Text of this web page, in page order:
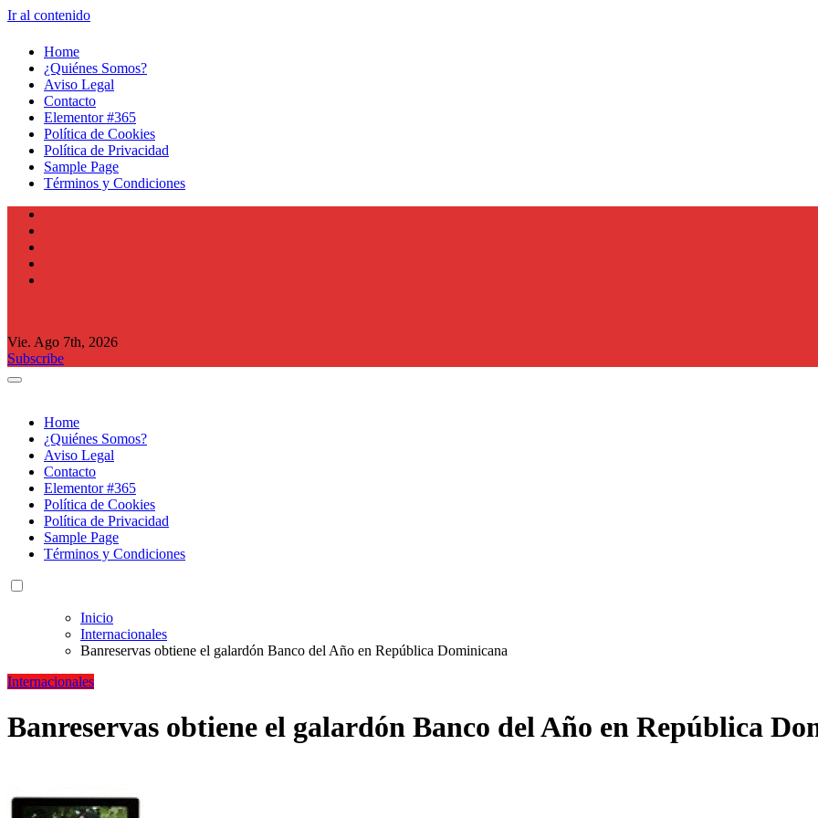
Ir al contenido
Home
¿Quiénes Somos?
Aviso Legal
Contacto
Elementor #365
Política de Cookies
Política de Privacidad
Sample Page
Términos y Condiciones
Vie. Ago 7th, 2026
Subscribe
Home
¿Quiénes Somos?
Aviso Legal
Contacto
Elementor #365
Política de Cookies
Política de Privacidad
Sample Page
Términos y Condiciones
Inicio
Internacionales
Banreservas obtiene el galardón Banco del Año en República Dominicana
Internacionales
Banreservas obtiene el galardón Banco del Año en República